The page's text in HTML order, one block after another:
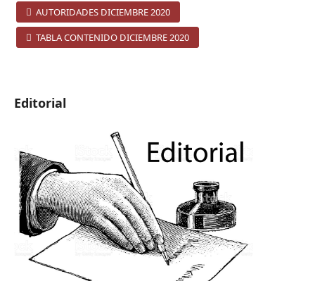
AUTORIDADES DICIEMBRE 2020
TABLA CONTENIDO DICIEMBRE 2020
Editorial